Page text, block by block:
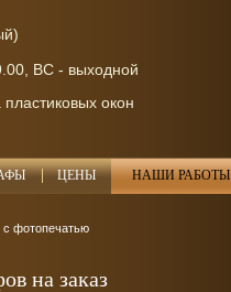
ВС - выходной
окон
ЦЕНЫ НАШИ РАБОТЫ
фотопечатью
на заказ